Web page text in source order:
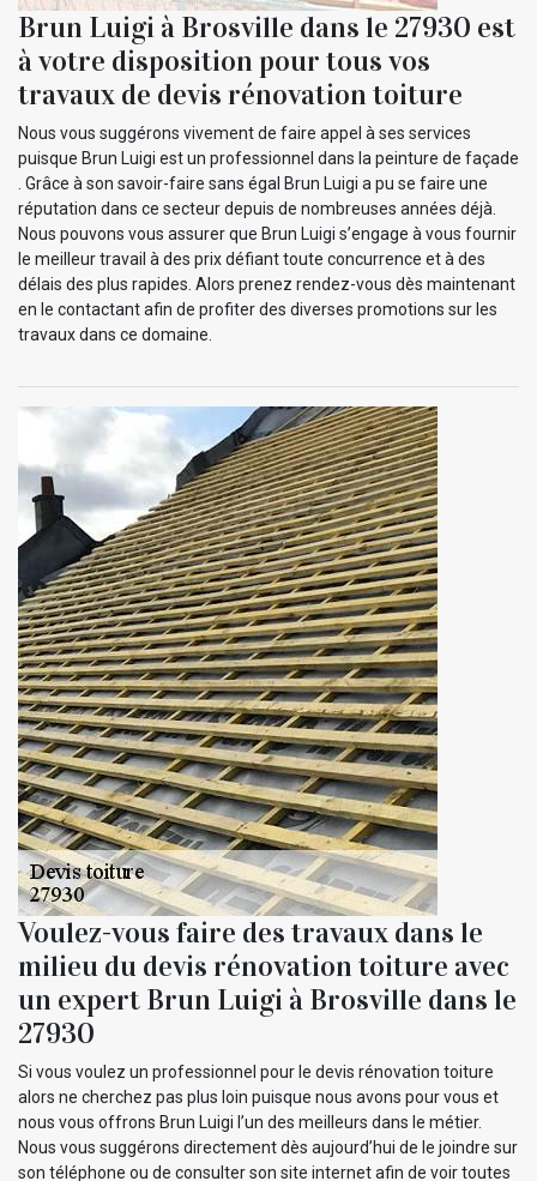
Brun Luigi à Brosville dans le 27930 est
à votre disposition pour tous vos
travaux de devis rénovation toiture
Nous vous suggérons vivement de faire appel à ses services
puisque Brun Luigi est un professionnel dans la peinture de façade
. Grâce à son savoir-faire sans égal Brun Luigi a pu se faire une
réputation dans ce secteur depuis de nombreuses années déjà.
Nous pouvons vous assurer que Brun Luigi s’engage à vous fournir
le meilleur travail à des prix défiant toute concurrence et à des
délais des plus rapides. Alors prenez rendez-vous dès maintenant
en le contactant afin de profiter des diverses promotions sur les
travaux dans ce domaine.
Voulez-vous faire des travaux dans le
milieu du devis rénovation toiture avec
un expert Brun Luigi à Brosville dans le
27930
Si vous voulez un professionnel pour le devis rénovation toiture
alors ne cherchez pas plus loin puisque nous avons pour vous et
nous vous offrons Brun Luigi l’un des meilleurs dans le métier.
Nous vous suggérons directement dès aujourd’hui de le joindre sur
son téléphone ou de consulter son site internet afin de voir toutes